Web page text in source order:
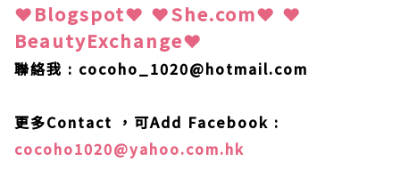
❤Blogspot❤ ❤She.com❤ ❤
BeautyExchange❤
聯絡我 : cocoho_1020@hotmail.com
更多Contact ，可Add Facebook :
cocoho1020@yahoo.com.hk